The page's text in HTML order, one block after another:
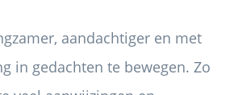
aandachtiger en met
in gedachten te bewegen. Zo